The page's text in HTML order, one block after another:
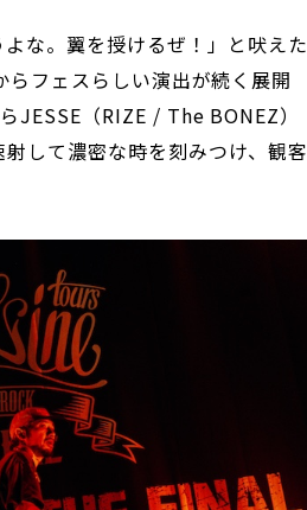
な。翼を授けるぜ！」と吠えた
フェスらしい演出が続く展開
JESSE（RIZE / The BONEZ）
して濃密な時を刻みつけ、観客